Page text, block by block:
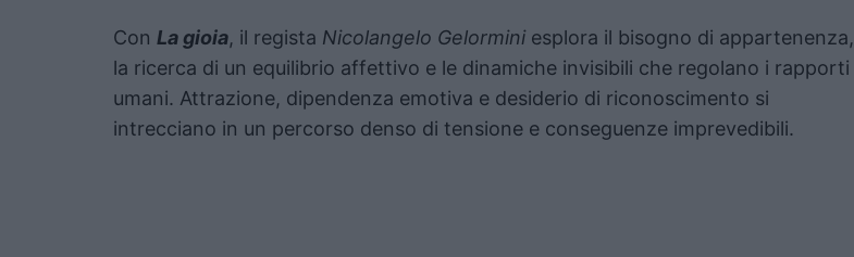
Con La gioia, il regista Nicolangelo Gelorminiesplora il bisogno di appartenenza,
la ricerca di un equilibrio affettivo e le dinamiche invisibili che regolano i rapporti
umani. Attrazione, dipendenza emotiva e desiderio di riconoscimento si
intrecciano in un percorso denso di tensione e conseguenze imprevedibili.